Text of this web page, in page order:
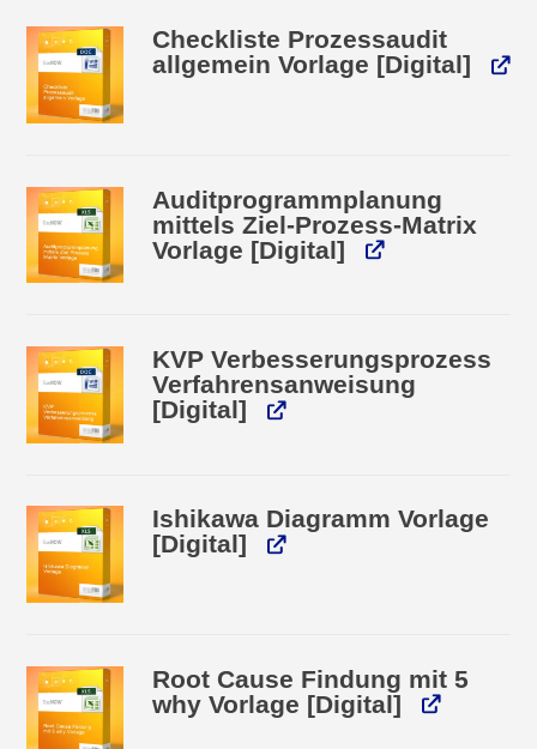
Checkliste Prozessaudit
allgemein Vorlage [Digital]
Auditprogrammplanung
mittels Ziel-Prozess-Matrix
Vorlage [Digital]
KVP Verbesserungsprozess
Verfahrensanweisung
[Digital]
Ishikawa Diagramm Vorlage
[Digital]
Root Cause Findung mit 5
why Vorlage [Digital]